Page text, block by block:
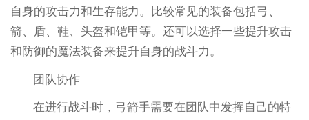
自身的攻击力和生存能力。比较常见的装备包括弓、
箭、盾、鞋、头盔和铠甲等。还可以选择一些提升攻击
和防御的魔法装备来提升自身的战斗力。
团队协作
在进行战斗时，弓箭手需要在团队中发挥自己的特